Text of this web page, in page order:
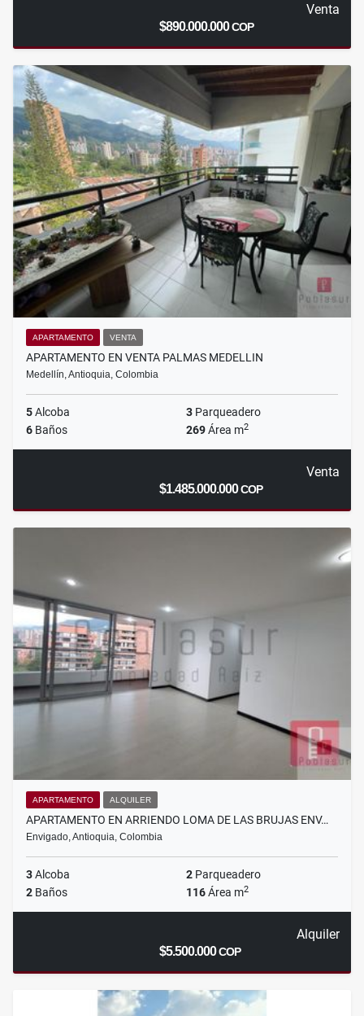
Venta
$890.000.000COP
APARTAMENTO VENTA
APARTAMENTO EN VENTA PALMAS MEDELLIN
Medellín, Antioquia, Colombia
5Alcoba 3 Parqueadero
6 Baños 269Área m2
Venta
$1.485.000.000COP
APARTAMENTO ALQUILER
APARTAMENTO EN ARRIENDO LOMA DE LAS BRUJAS ENV…
Envigado, Antioquia, Colombia
3Alcoba 2 Parqueadero
2 Baños 116Área m2
Alquiler
$5.500.000COP